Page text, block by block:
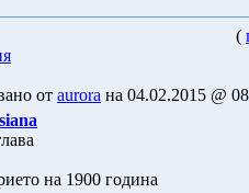
(
от aurora на 04.02.2015 @
на 1900 година